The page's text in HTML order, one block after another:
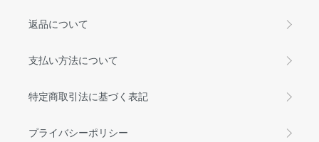
返品について
支払い方法について
特定商取引法に基づく表記
プライバシーポリシー